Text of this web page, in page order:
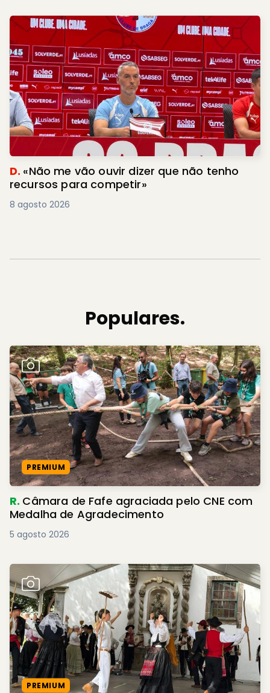
D. «Não me vão ouvir dizer que não tenho
recursos para competir»
8 agosto 2026
Populares.
PREMIUM
R. Câmara de Fafe agraciada pelo CNE com
Medalha de Agradecimento
5 agosto 2026
PREMIUM